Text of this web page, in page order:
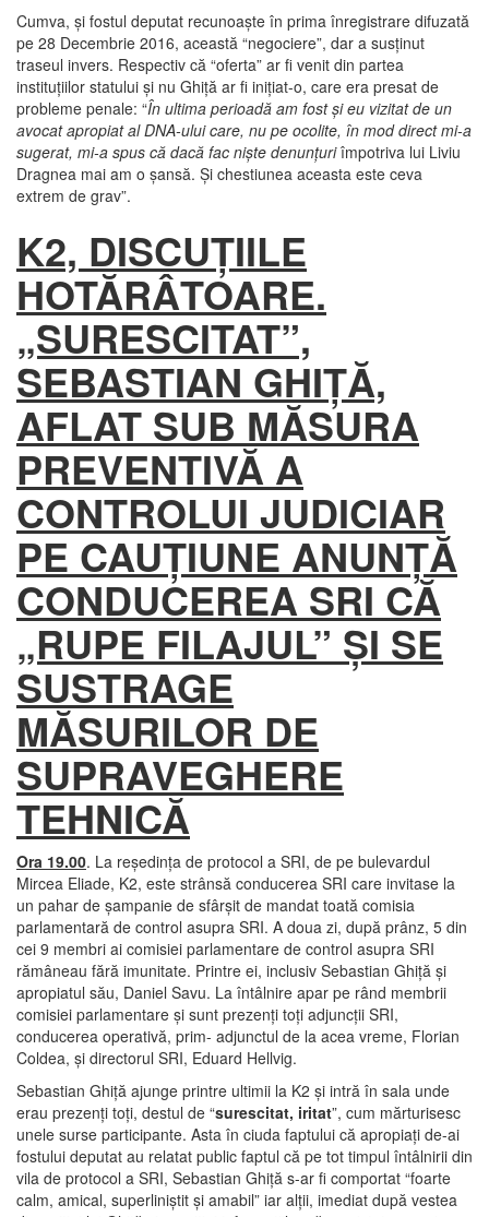
Cumva, şi fostul deputat recunoaşte în prima înregistrare difuzată
pe 28 Decembrie 2016, această “negociere”, dar a susţinut
traseul invers. Respectiv că “oferta” ar fi venit din partea
instituţiilor statului şi nu Ghiţă ar fi iniţiat-o, care era presat de
probleme penale: “În ultima perioadă am fost şi eu vizitat de un
avocat apropiat al DNA-ului care, nu pe ocolite, în mod direct mi-a
sugerat, mi-a spus că dacă fac nişte denunţuriîmpotriva lui Liviu
Dragnea mai am o şansă. Şi chestiunea aceasta este ceva
extrem de grav”.
K2, DISCUŢIILE
HOTĂRÂTOARE.
„SURESCITAT”,
SEBASTIAN GHIŢĂ,
AFLAT SUB MĂSURA
PREVENTIVĂ A
CONTROLUI JUDICIAR
PE CAUŢIUNE ANUNŢĂ
CONDUCEREA SRI CĂ
„RUPE FILAJUL” ŞI SE
SUSTRAGE
MĂSURILOR DE
SUPRAVEGHERE
TEHNICĂ
Ora 19.00. La reşedinţa de protocol a SRI, de pe bulevardul
Mircea Eliade, K2, este strânsă conducerea SRI care invitase la
un pahar de şampanie de sfârşit de mandat toată comisia
parlamentară de control asupra SRI. A doua zi, după prânz, 5 din
cei 9 membri ai comisiei parlamentare de control asupra SRI
rămâneau fără imunitate. Printre ei, inclusiv Sebastian Ghiţă şi
apropiatul său, Daniel Savu. La întâlnire apar pe rând membrii
comisiei parlamentare şi sunt prezenţi toţi adjuncţii SRI,
conducerea operativă, prim- adjunctul de la acea vreme, Florian
Coldea, şi directorul SRI, Eduard Hellvig.
Sebastian Ghiţă ajunge printre ultimii la K2 şi intră în sala unde
erau prezenţi toţi, destul de “surescitat, iritat”, cum mărturisesc
unele surse participante. Asta în ciuda faptului că apropiaţi de-ai
fostului deputat au relatat public faptul că pe tot timpul întâlnirii din
vila de protocol a SRI, Sebastian Ghiţă s-ar fi comportat “foarte
calm, amical, superliniştit şi amabil” iar alţii, imediat după vestea